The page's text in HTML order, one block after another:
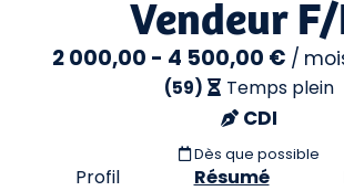
Vendeur
2 000,00 - 4 500,00 € /
(59)
Temps plein
CDI
Dès que possible
Profil Résumé